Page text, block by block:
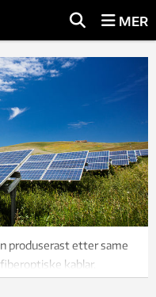
MER
produserast etter same
kablar.